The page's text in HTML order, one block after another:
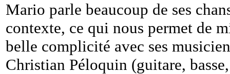
Mario parle beaucoup de ses
contexte, ce qui nous permet de
belle complicité avec ses
Christian Péloquin (guitare,